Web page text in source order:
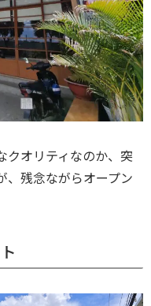
クオリティなのか、突
、残念ながらオープン